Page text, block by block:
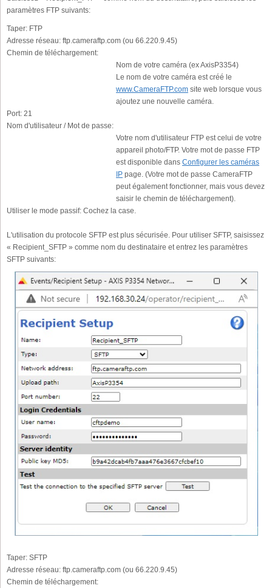
paramètres FTP suivants:
Taper: FTP
Adresse réseau: ftp.cameraftp.com (ou 66.220.9.45)
Chemin de téléchargement:
Nom de votre caméra (ex AxisP3354)
Le nom de votre caméra est créé le
www.CameraFTP.com site web lorsque vous
ajoutez une nouvelle caméra.
Port: 21
Nom d'utilisateur / Mot de passe:
Votre nom d'utilisateur FTP est celui de votre
appareil photo/FTP. Votre mot de passe FTP
est disponible dans Configurer les caméras
IP page. (Votre mot de passe CameraFTP
peut également fonctionner, mais vous devez
saisir le chemin de téléchargement).
Utiliser le mode passif: Cochez la case.
L'utilisation du protocole SFTP est plus sécurisée. Pour utiliser SFTP, saisissez
« Recipient_SFTP » comme nom du destinataire et entrez les paramètres
SFTP suivants:
Taper: SFTP
Adresse réseau: ftp.cameraftp.com (ou 66.220.9.45)
Chemin de téléchargement: